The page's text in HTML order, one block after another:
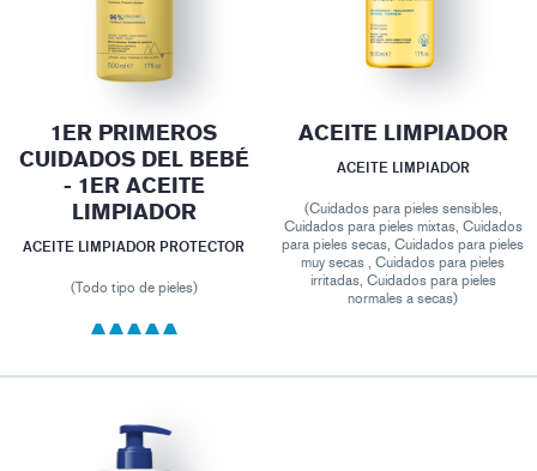
1ER PRIMEROS
CUIDADOS DEL BEBÉ
- 1ER ACEITE
LIMPIADOR
ACEITE LIMPIADOR PROTECTOR
(Todo tipo de pieles)
ACEITE LIMPIADOR
ACEITE LIMPIADOR
(Cuidados para pieles sensibles,
Cuidados para pieles mixtas, Cuidados
para pieles secas, Cuidados para pieles
muy secas , Cuidados para pieles
irritadas, Cuidados para pieles
normales a secas)